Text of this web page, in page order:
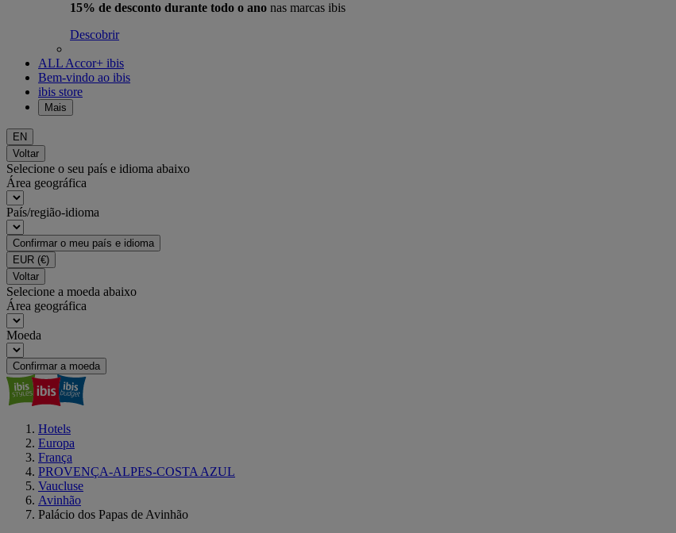
15% de desconto durante todo o ano nas marcas ibis
Descobrir
ALL Accor+ ibis
Bem-vindo ao ibis
ibis store
Mais
EN
Voltar
Selecione o seu país e idioma abaixo
Área geográfica
País/região-idioma
Confirmar o meu país e idioma
EUR (€)
Voltar
Selecione a moeda abaixo
Área geográfica
Moeda
Confirmar a moeda
Hotels
Europa
França
PROVENÇA-ALPES-COSTA AZUL
Vaucluse
Avinhão
Palácio dos Papas de Avinhão